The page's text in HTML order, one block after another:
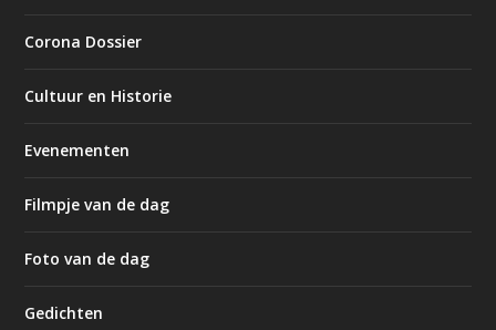
Corona Dossier
Cultuur en Historie
Evenementen
Filmpje van de dag
Foto van de dag
Gedichten